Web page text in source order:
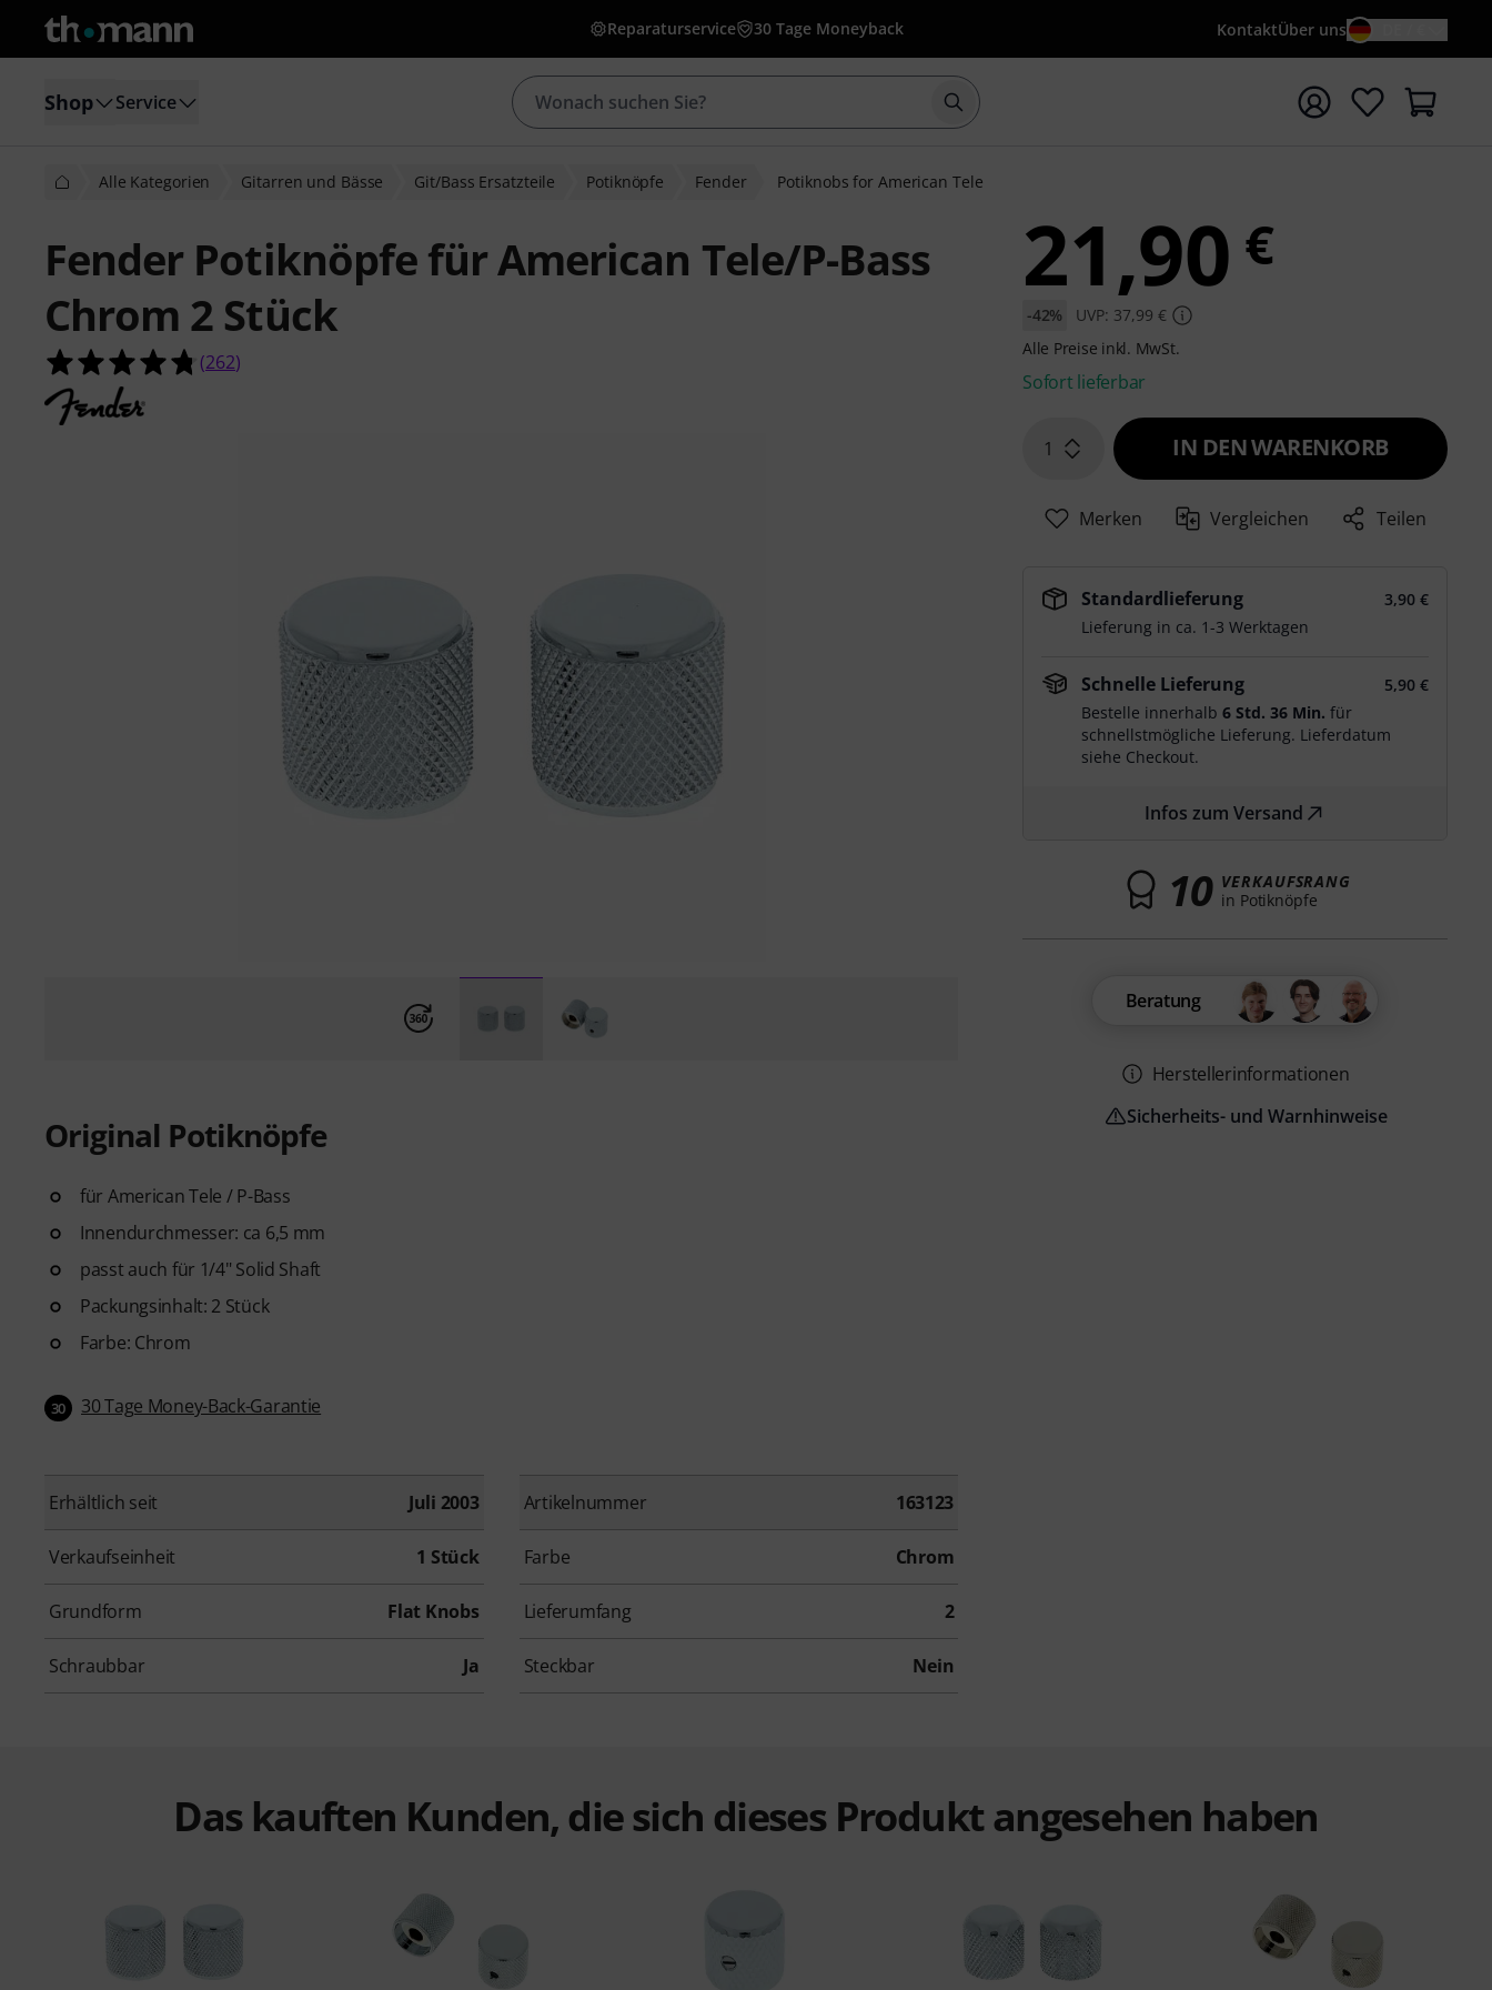
Reparaturservice 30 Tage Moneyback KontaktÜber uns
Shop Service Suche mit Suchwort {searchTerm} starten
Alle Kategorien Gitarren und Bässe Git/Bass Ersatzteile Potiknöpfe Fender Potiknobs for American Tele
Fender Potiknöpfe für American Tele/P-Bass
Chrom 2 Stück
4.7 von 5 Sternen aus 262 Kundenbewertungen
(262)
Original Potiknöpfe
für American Tele / P-Bass
Innendurchmesser: ca 6,5 mm
passt auch für 1/4" Solid Shaft
Packungsinhalt: 2 Stück
Farbe: Chrom
30 30 Tage Money-Back-Garantie
Erhältlich seit Juli 2003 Artikelnummer 163123
Verkaufseinheit 1 Stück Farbe Chrom
Grundform Flat Knobs Lieferumfang 2
Schraubbar Ja Steckbar Nein
21,90 €
-42%
UVP: 37,99 €
Alle Preise inkl. MwSt.
Sofort lieferbar
1 IN DEN WARENKORB
Merken Vergleichen Teilen
Standardlieferung
3,90 €
Lieferung in ca. 1-3 Werktagen
Schnelle Lieferung
5,90 €
Bestelle innerhalb6 Std. 36 Min. für
schnellstmögliche Lieferung. Lieferdatum
siehe Checkout.
Infos zum Versand
10 VERKAUFSRANG
in Potiknöpfe
Beratung
Herstellerinformationen
Sicherheits- und Warnhinweise
Das kauften Kunden, die sich dieses Produkt angesehen haben